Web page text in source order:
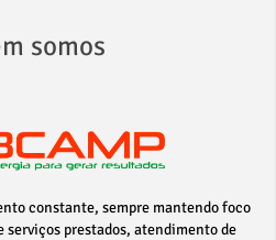
somos
constante, sempre mantendo foco
serviços prestados, atendimento de